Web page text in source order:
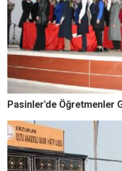
Pasinler'de Öğretmenler